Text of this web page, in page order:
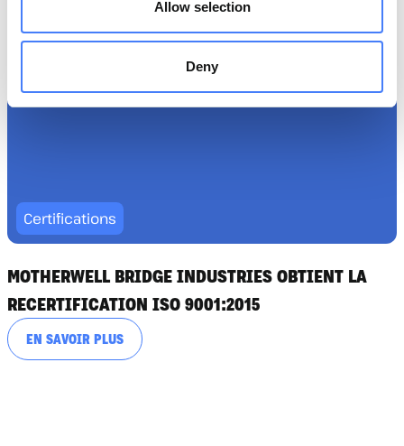
Allow selection
Deny
Certifications
MOTHERWELL BRIDGE INDUSTRIES OBTIENT LA
RECERTIFICATION ISO 9001:2015
EN SAVOIR PLUS